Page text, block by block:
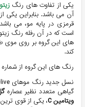
یکی از تفاوت های رنگ
آن می باشد. بنابراین یکی
قرمزی در پایه مو، می
است که در آن رفله رنگ
های این گروه بر روی موی
کند.
رنگ های این گروه از شماره
نسل جدید رنگ موهای Olive، با افزودن عصاره
گیاهی متعدد نظیر عصاره
ویتامین C
، یکی از قوی ترین